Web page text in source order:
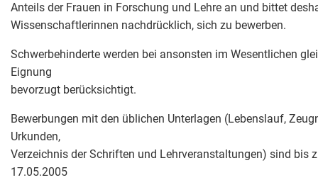
Anteils der Frauen in Forschung und Lehre an und bittet
Wissenschaftlerinnen nachdrücklich, sich zu bewerben.
Schwerbehinderte werden bei ansonsten im Wesentlichen
Eignung
bevorzugt berücksichtigt.
Bewerbungen mit den üblichen Unterlagen (Lebenslauf,
Urkunden,
Verzeichnis der Schriften und Lehrveranstaltungen) sind bis
17.05.2005